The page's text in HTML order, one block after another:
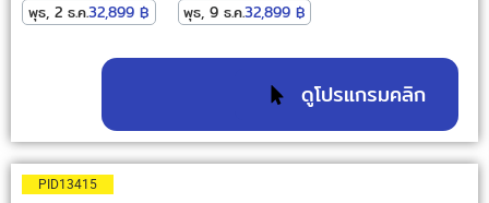
พุธ, 2 ธ.ค.32,899 ฿ พุธ, 9 ธ.ค.32,899 ฿
ดูโปรแกรมคลิก
PID13415